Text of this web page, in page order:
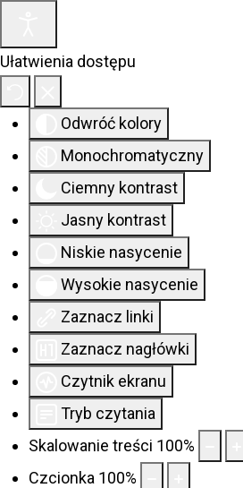
Ułatwienia dostępu
Odwróć kolory
Monochromatyczny
Ciemny kontrast
Jasny kontrast
Niskie nasycenie
Wysokie nasycenie
Zaznacz linki
Zaznacz nagłówki
Czytnik ekranu
Tryb czytania
Skalowanie treści 100%
Czcionka 100%